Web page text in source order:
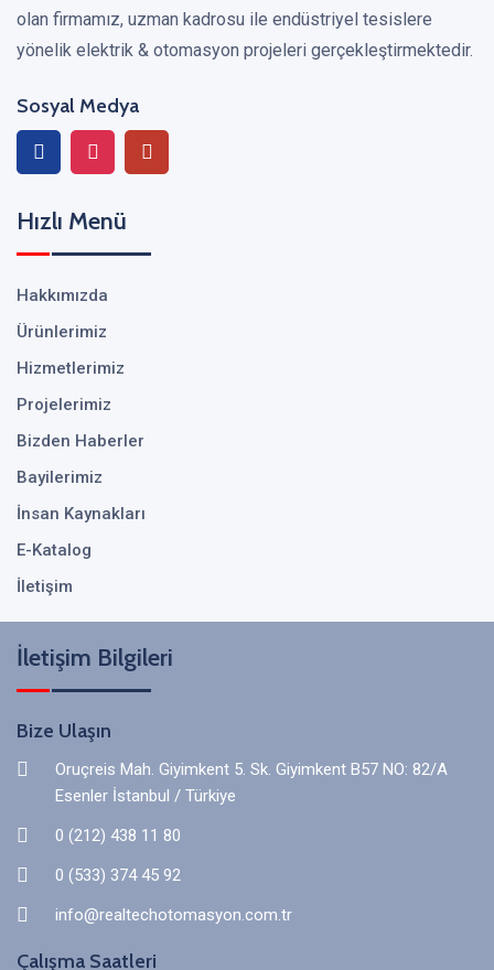
olan firmamız, uzman kadrosu ile endüstriyel tesislere
yönelik elektrik & otomasyon projeleri gerçekleştirmektedir.
Sosyal Medya
Hızlı Menü
Hakkımızda
Ürünlerimiz
Hizmetlerimiz
Projelerimiz
Bizden Haberler
Bayilerimiz
İnsan Kaynakları
E-Katalog
İletişim
İletişim Bilgileri
Bize Ulaşın
Oruçreis Mah. Giyimkent 5. Sk. Giyimkent B57 NO: 82/A
Esenler İstanbul / Türkiye
0 (212) 438 11 80
0 (533) 374 45 92
info@realtechotomasyon.com.tr
Çalışma Saatleri